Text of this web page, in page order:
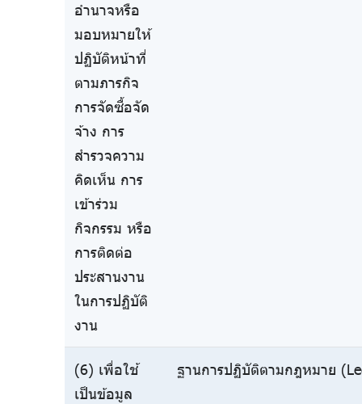
อำนาจหรือ
มอบหมายให้
ปฏิบัติหน้าที่
ตามภารกิจ
การจัดซื้อจัด
จ้าง การ
สำรวจความ
คิดเห็น การ
เข้าร่วม
กิจกรรม หรือ
การติดต่อ
ประสานงาน
ในการปฏิบัติ
งาน
(6) เพื่อใช้
เป็นข้อมูล
ฐานการปฏิบัติตามกฎหมาย